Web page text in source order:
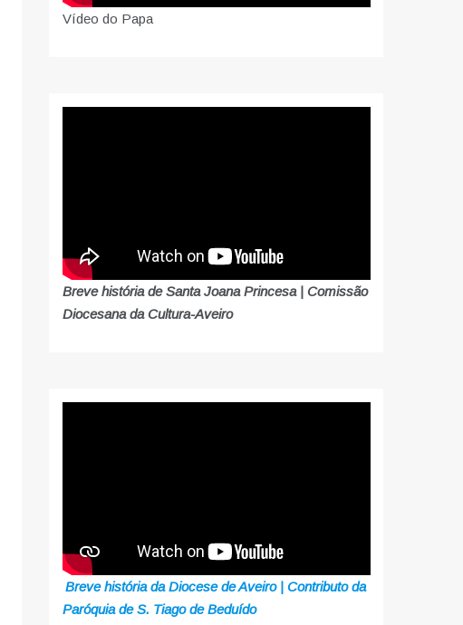
Vídeo do Papa
Breve história de Santa Joana Princesa | Comissão
Diocesana da Cultura-Aveiro
Breve história da Diocese de Aveiro | Contributo da
Paróquia de S. Tiago de Beduído